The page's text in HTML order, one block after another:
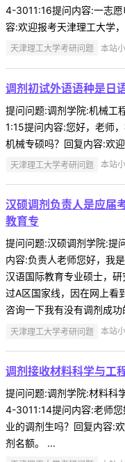
4-3011:16提问内容:一志
容:欢迎报考天津理工大学
天津理工大学考研问题 本站
调剂初试外语语种是日
提问问题:调剂学院:机械
1:15提问内容:您好，老师
机械专硕吗？回复内容:欢
天津理工大学考研问题 本站
汉硕调剂负责人是应届
教育专
提问问题:汉硕调剂学院:
内容:负责人老师您好，我
汉语国际教育专业硕士，
过A区国家线，因在网上看
咨询一下我有没有调剂成功
天津理工大学考研问题 本站
调剂接收材料科学与工
提问问题:调剂学院:材料
4-3011:14提问内容:老师
业的调剂生吗？回复内容:
剂名额。 ...